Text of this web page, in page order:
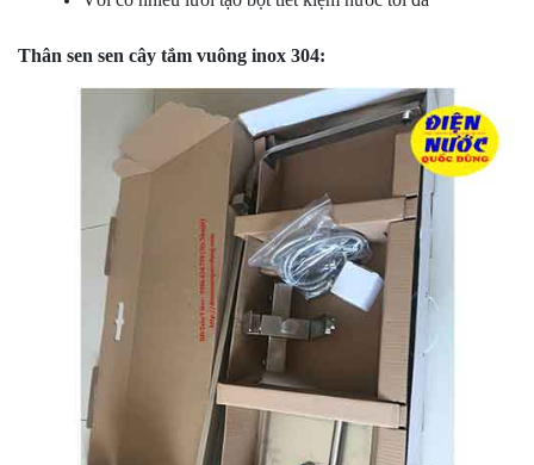
Thân sen sen cây tắm vuông inox 304: